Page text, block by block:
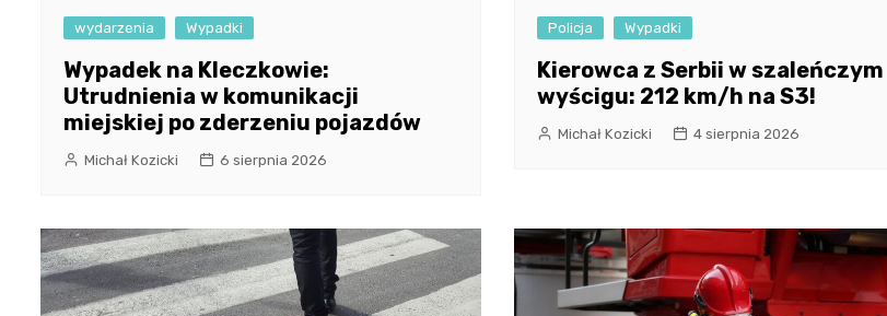
wydarzenia Wypadki
Wypadek na Kleczkowie:
Utrudnienia w komunikacji
miejskiej po zderzeniu pojazdów
Michał Kozicki 6 sierpnia 2026
Policja Wypadki
Kierowca z Serbii w szaleńczym
wyścigu: 212 km/h na S3!
Michał Kozicki 4 sierpnia 2026